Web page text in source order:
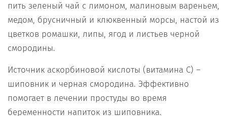
пить зеленый чай с лимоном, малиновым вареньем,
медом, брусничный и клюквенный морсы, настой из
цветков ромашки, липы, ягод и листьев черной
смородины.
Источник аскорбиновой кислоты (витамина С) –
шиповник и черная смородина. Эффективно
помогает в лечении простуды во время
беременности напиток из шиповника.